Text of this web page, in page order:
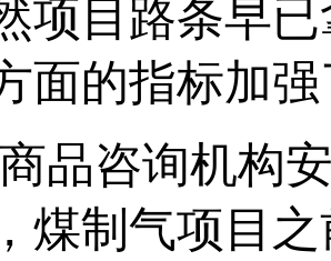
项目路条早
面的指标加
品咨询机构安
煤制气项目